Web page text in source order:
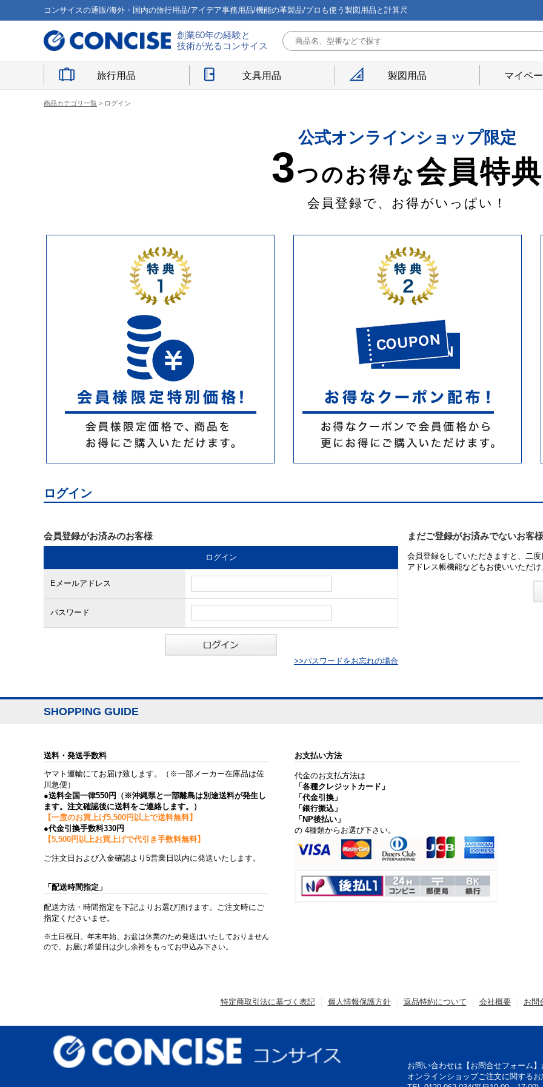
コンサイスの通販/海外・国内の旅行用品/アイデア事務用品/機能の革製品/プロも使う製図用品と計算尺
創業60年の経験と
技術が光るコンサイス
旅行用品 文具用品 製図用品 マイペ
商品カテゴリ一覧 > ログイン
公式オンラインショップ限定
3つのお得な会員特典
会員登録で、お得がいっぱい！
ログイン
会員登録がお済みのお客様
ログイン
Eメールアドレス
パスワード
>>パスワードをお忘れの場合
まだご登録がお済みでないお客様
会員登録をしていただきますと、二
アドレス帳機能などもお使いいただ
SHOPPING GUIDE
送料・発送手数料
ヤマト運輸にてお届け致します。（※一部メーカー在庫品は佐
川急便）
●送料全国一律550円（※沖縄県と一部離島は別途送料が発生し
ます。注文確認後に送料をご連絡します。）
【一度のお買上げ5,500円以上で送料無料】
●代金引換手数料330円
【5,500円以上お買上げで代引き手数料無料】
ご注文日および入金確認より5営業日以内に発送いたします。
「配送時間指定」
配送方法・時間指定を下記よりお選び頂けます。ご注文時にご
指定くださいませ。
※土日祝日、年末年始、お盆は休業のため発送はいたしておりません
ので、お届け希望日は少し余裕をもってお申込み下さい。
お支払い方法
代金のお支払方法は
「各種クレジットカード」
「代金引換」
「銀行振込」
「NP後払い」
の 4種類からお選び下さい。
特定商取引法に基づく表記 個人情報保護方針 返品特約について 会社概要 お問
お問い合わせは【お問合せフォーム
オンラインショップご注文に関する